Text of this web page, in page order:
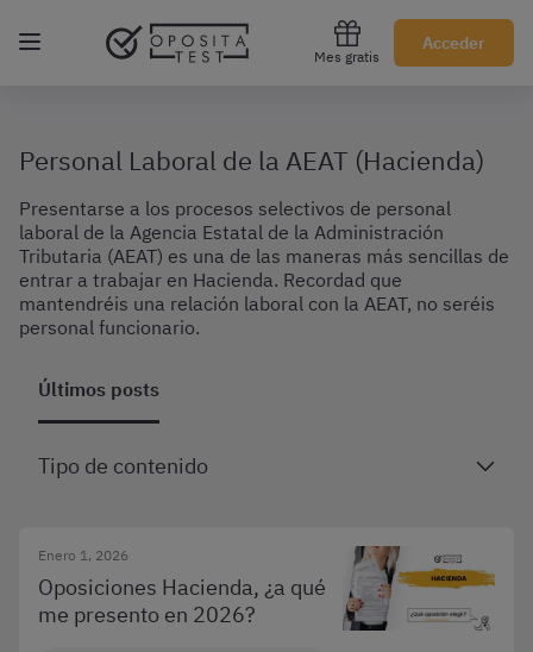
Mes gratis
Acceder
Regístrate gratis
Personal Laboral de la AEAT (Hacienda)
Presentarse a los procesos selectivos de personal
laboral de la Agencia Estatal de la Administración
Tributaria (AEAT) es una de las maneras más sencillas de
entrar a trabajar en Hacienda. Recordad que
mantendréis una relación laboral con la AEAT, no seréis
personal funcionario.
Últimos posts
Tipo de contenido
Enero 1, 2026
Oposiciones Hacienda, ¿a qué
me presento en 2026?